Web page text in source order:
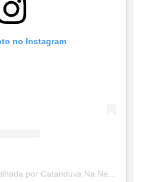
no Instagram
Uma publicação compartilhada por Catanduva Na Net (@catanduvananett)